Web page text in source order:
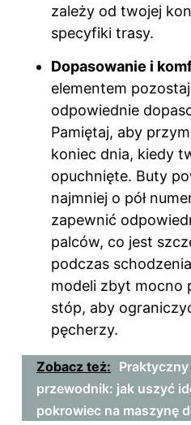
zależy od twojej
specyfiki trasy.
Dopasowanie i
elementem
odpowiednie
Pamiętaj, aby
koniec dnia, kiedy
opuchnięte. Buty
najmniej o pół
zapewnić
palców, co jest
podczas
modeli zbyt mocno
stóp, aby
pęcherzy.
Zobacz też: Praktyczny
przewodnik: jak uszyć
pokrowiec na maszynę